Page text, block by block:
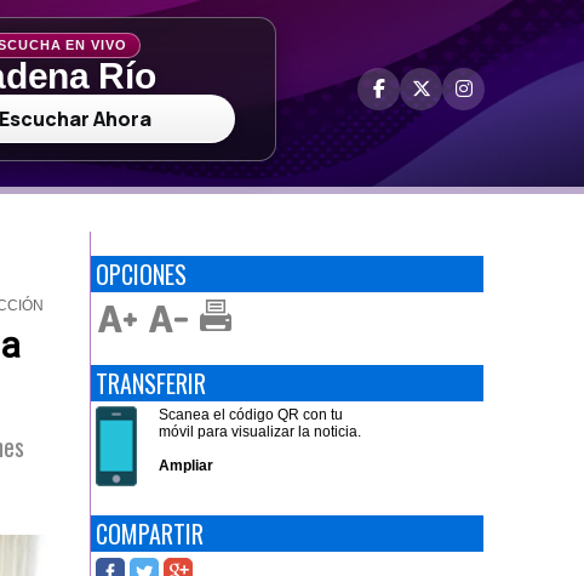
EN VIVO
Río
Escuchar Ahora
OPCIONES
TRANSFERIR
Scanea el código QR con tu
móvil para visualizar la noticia.
Ampliar
COMPARTIR